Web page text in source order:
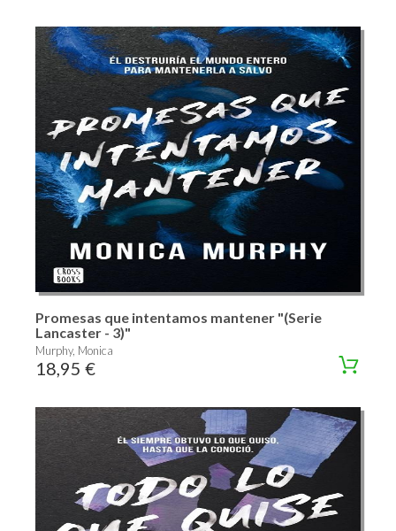
Promesas que intentamos mantener "(Serie
Lancaster - 3)"
Murphy, Monica
18,95 €